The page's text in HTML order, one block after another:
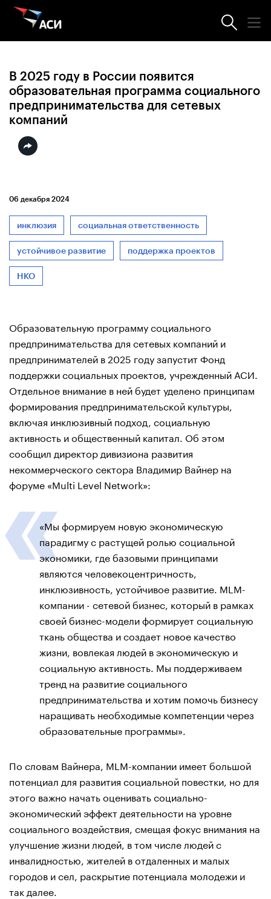
Новости АСИ
В 2025 году в России появится
образовательная программа социального
предпринимательства для сетевых
компаний
06 декабря 2024
инклюзия социальная ответственность
устойчивое развитие поддержка проектов
НКО
Образовательную программу социального
предпринимательства для сетевых компаний и
предпринимателей в 2025 году запустит Фонд
поддержки социальных проектов, учрежденный АСИ.
Отдельное внимание в ней будет уделено принципам
формирования предпринимательской культуры,
включая инклюзивный подход, социальную
активность и общественный капитал. Об этом
сообщил директор дивизиона развития
некоммерческого сектора Владимир Вайнер на
форуме «Multi Level Network»:
«Мы формируем новую экономическую
парадигму с растущей ролью социальной
экономики, где базовыми принципами
являются человекоцентричность,
инклюзивность, устойчивое развитие. MLM-
компании - сетевой бизнес, который в рамках
своей бизнес-модели формирует социальную
ткань общества и создает новое качество
жизни, вовлекая людей в экономическую и
социальную активность. Мы поддерживаем
тренд на развитие социального
предпринимательства и хотим помочь бизнесу
наращивать необходимые компетенции через
образовательные программы».
По словам Вайнера, MLM-компании имеет большой
потенциал для развития социальной повестки, но для
этого важно начать оценивать социально-
экономический эффект деятельности на уровне
социального воздействия, смещая фокус внимания на
улучшение жизни людей, в том числе людей с
инвалидностью, жителей в отдаленных и малых
городов и сел, раскрытие потенциала молодежи и
так далее.